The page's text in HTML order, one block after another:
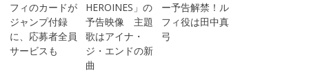
フィのカードが
ジャンプ付録
に、応募者全員
サービスも
HEROINES」の
予告映像 主題
歌はアイナ・
ジ・エンドの新
曲
ー予告解禁！ル
フィ役は田中真
弓